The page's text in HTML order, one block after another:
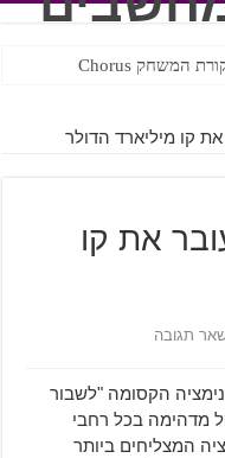
את הקרח 2 עובר את קו
תגובה
לאנימציה הקסומה "לשבור
מדהימה בכל רחבי
המצליחים ביותר